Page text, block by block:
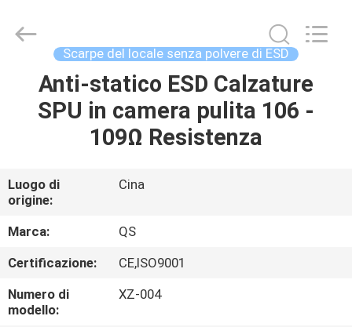
CASA
PRODOTTI
CIRCA
NOI
GIRO
DELLA
FABBRICA
Clean
Technology
Scarpe del locale senza polvere di ESD
Anti-statico ESD Calzature
SPU in camera pulita 106 -
109Ω Resistenza
Luogo di
origine:
Cina
Marca:
QS
Certificazione:
CE,ISO9001
Numero di
modello:
XZ-004